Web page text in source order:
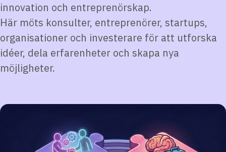
innovation och entreprenörskap.
Här möts konsulter, entreprenörer, startups,
organisationer och investerare för att utforska
idéer, dela erfarenheter och skapa nya
möjligheter.